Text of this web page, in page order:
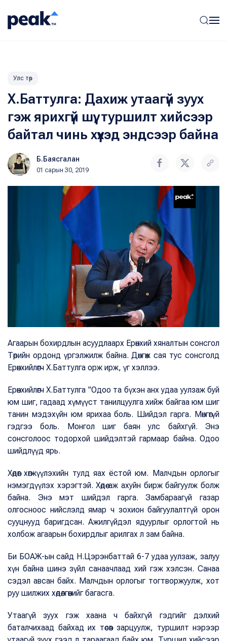
Улс төр
Х.Баттулга: Дахиж утаагүй зуух
гэж ярихгүй шүү, туршилт хийсээр
байтал чинь хүүхэд эндсээр байна
Б.Баясгалан
01 сарын 30, 2019
Агаарын бохирдлын асуудлаарх Ерөнхий хяналтын сонсгол
Төрийн ордонд үргэлжилж байна. Дөнгөж сая тус сонсголд
Ерөнхийлөгч Х.Баттулга орж ирж, үг хэллээ.
Ерөнхийлөгч Х.Баттулга "Одоо та бүхэн анх удаа уулзаж буй
юм шиг, гадаад хүмүүст танилцуулга хийж байгаа юм шиг
танин мэдэхүйн юм ярихаа боль. Шийдэл гарга. Мөнгөгүй
гэдгээ боль. Монгол шиг баян улс байхгүй. Энэ
сонсголоос тодорхой шийдэлтэй гармаар байна. Одоо
шийдлүүд ярь.
Хөдөөг хөгжүүлэхийн тулд яах ёстой юм. Малчдын орлогыг
нэмэгдүүлэх хэрэгтэй. Хөдөө аж ахуйн бирж байгуулж болж
байна. Энэ мэт шийдэл гарга. Замбараагүй газар
олгосноос нийслэлд ямар ч зохион байгуулалтгүй орон
сууцнууд баригдсан. Ажилгүйдэл ядуурлыг орлогтой нь
холбож агаарын бохирдлыг арилгах л зам байна.
Би БОАЖ-ын сайд Н.Цэрэнбаттай 6-7 удаа уулзаж, залуу
хүн байна шинэ зүйл санаачлаад хий гэж хэлсэн. Санаа
сэдэл авсан байх. Малчдын орлогыг тогтворжуулж, хот
руу шилжих хөдөлгөөнийг багасга.
Утаагүй зуух гэж хаана ч байхгүй гэдгийг дэлхий
баталчихаад байхад их төсөв зарцуулж, туршилт нэрээр